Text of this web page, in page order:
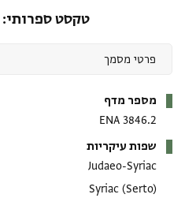
טקסט ספרותי
מספר מדף
ENA 3846.2
שפות עיקריות
Judaeo-Syriac
Syriac (Serto)